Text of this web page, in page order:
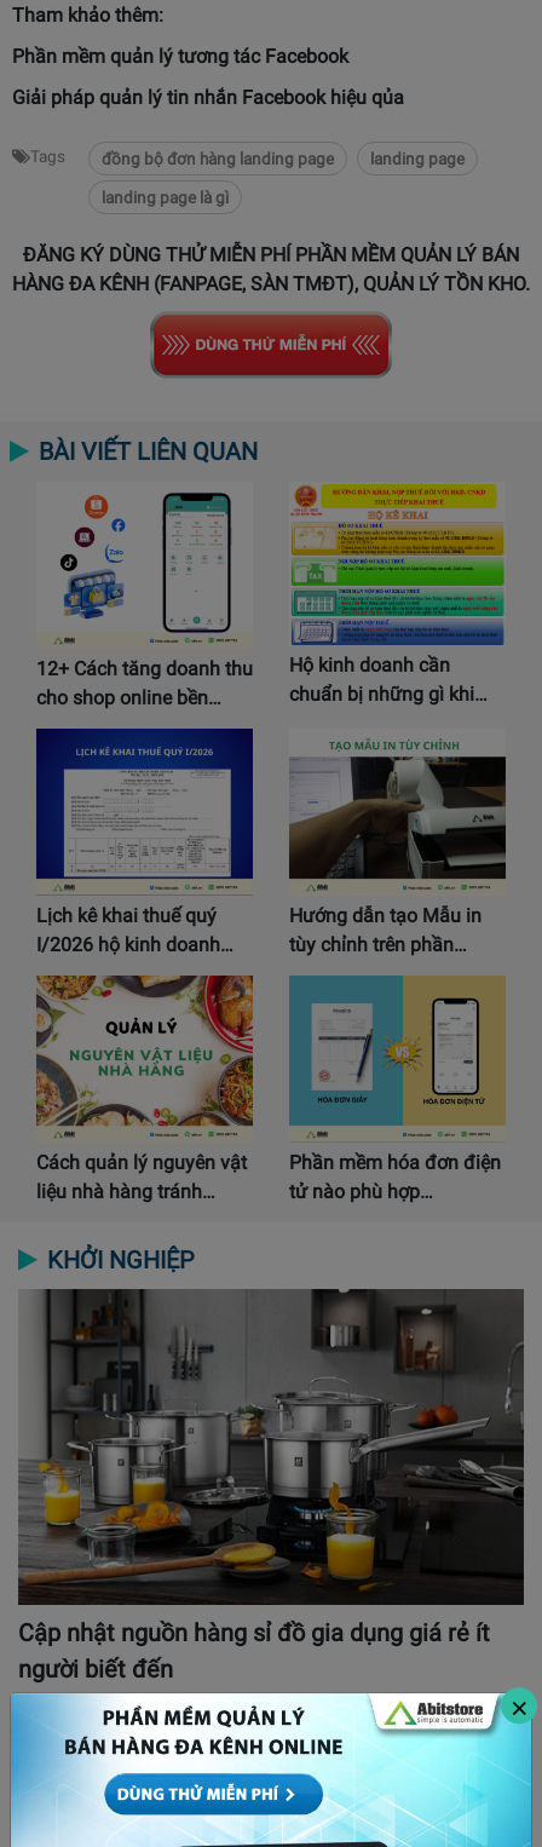
Tham khảo thêm:
Phần mềm quản lý tương tác Facebook
Giải pháp quản lý tin nhắn Facebookhiệu qủa
Tags đồng bộ đơn hàng landing page
landing page
landing page là gì
ĐĂNG KÝ DÙNG THỬ MIỄN PHÍ PHẦN MỀM QUẢN LÝ BÁN
HÀNG ĐA KÊNH (FANPAGE, SÀN TMĐT), QUẢN LÝ TỒN KHO.
×
BÀI VIẾT LIÊN QUAN
12+ Cách tăng doanh thu
cho shop online bền…
Hộ kinh doanh cần
chuẩn bị những gì khi…
Lịch kê khai thuế quý
I/2026 hộ kinh doanh…
Hướng dẫn tạo Mẫu in
tùy chỉnh trên phần…
Cách quản lý nguyên vật
liệu nhà hàng tránh…
Phần mềm hóa đơn điện
tử nào phù hợp…
KHỞI NGHIỆP
Cập nhật nguồn hàng sỉ đồ gia dụng giá rẻ ít
người biết đến
24/04/2021 7138
Kinh doanh đồ gia dụng là lĩnh vực yêu thích của nhiều
người kinh doanh hiện nay. Tuy nhiên, với…
“Gõ cửa” những nguồn